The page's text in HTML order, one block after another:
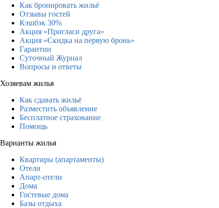
Как бронировать жильё
Отзывы гостей
Кэшбэк 30%
Акция «Пригласи друга»
Акция «Скидка на первую бронь»
Гарантии
Суточный Журнал
Вопросы и ответы
Хозяевам жилья
Как сдавать жильё
Разместить объявление
Бесплатное страхование
Помощь
Варианты жилья
Квартиры (апартаменты)
Отели
Апарт-отели
Дома
Гостевые дома
Базы отдыха